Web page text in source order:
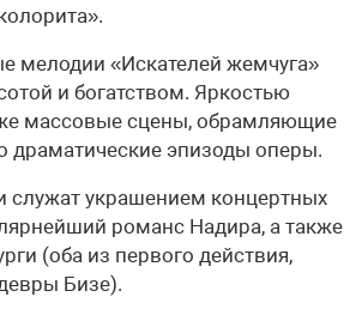
мелодии «Искателей жемчуга»
и богатством. Яркостью
массовые сцены, обрамляющие
драматические эпизоды оперы.
служат украшением концертных
романс Надира, а также
(оба из первого действия,
Бизе).